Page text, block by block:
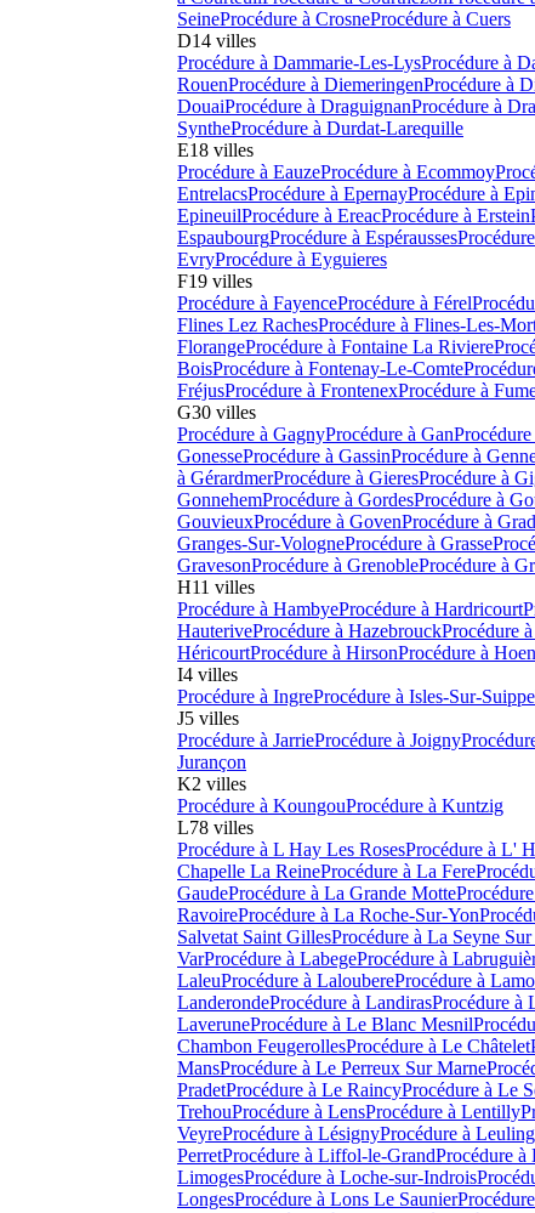
SeineProcédure à CrosneProcédure à Cuers
D14 villes
Procédure à Dammarie-Les-LysProcédure à
RouenProcédure à DiemeringenProcédure à
DouaiProcédure à DraguignanProcédure à
SyntheProcédure à Durdat-Larequille
E18 villes
Procédure à EauzeProcédure à Ecommoy
EntrelacsProcédure à EpernayProcédure à
EpineuilProcédure à EreacProcédure à Erstein
EspaubourgProcédure à Espérausses
EvryProcédure à Eyguieres
F19 villes
Procédure à FayenceProcédure à Férel
Flines Lez RachesProcédure à Flines-Les-
FlorangeProcédure à Fontaine La Riviere
BoisProcédure à Fontenay-Le-Comte
FréjusProcédure à FrontenexProcédure à
G30 villes
Procédure à GagnyProcédure à GanProcédure
GonesseProcédure à GassinProcédure à
à GérardmerProcédure à GieresProcédure à
GonnehemProcédure à GordesProcédure à
GouvieuxProcédure à GovenProcédure à
Granges-Sur-VologneProcédure à Grasse
GravesonProcédure à GrenobleProcédure à
H11 villes
Procédure à HambyeProcédure à Hardricourt
HauteriveProcédure à HazebrouckProcédure à
HéricourtProcédure à HirsonProcédure à
I4 villes
Procédure à IngreProcédure à Isles-Sur-Suippe
J5 villes
Procédure à JarrieProcédure à Joigny
Jurançon
K2 villes
Procédure à KoungouProcédure à Kuntzig
L78 villes
Procédure à L Hay Les RosesProcédure à L'
Chapelle La ReineProcédure à La Fere
GaudeProcédure à La Grande Motte
RavoireProcédure à La Roche-Sur-Yon
Salvetat Saint GillesProcédure à La Seyne
VarProcédure à LabegeProcédure à
LaleuProcédure à LaloubereProcédure à
LanderondeProcédure à LandirasProcédure à
LaveruneProcédure à Le Blanc Mesnil
Chambon FeugerollesProcédure à Le Châtelet
MansProcédure à Le Perreux Sur Marne
PradetProcédure à Le RaincyProcédure à Le
TrehouProcédure à LensProcédure à Lentilly
VeyreProcédure à LésignyProcédure à
PerretProcédure à Liffol-le-GrandProcédure à
LimogesProcédure à Loche-sur-Indrois
LongesProcédure à Lons Le Saunier